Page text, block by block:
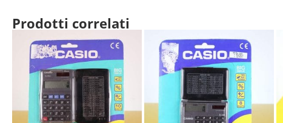
Prodotti correlati